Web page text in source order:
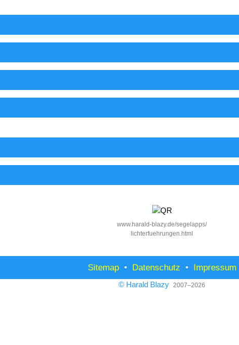
www.harald-blazy.de/segelapps/
lichterfuehrungen.html
Sitemap• Datenschutz • Impressum
© Harald Blazy